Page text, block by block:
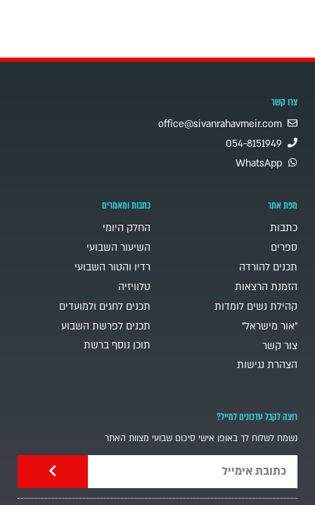
צרו קשר
office@sivanrahavmeir.com
054-8151949
WhatsApp
מפת אתר
כתבות
ספרים
תכנים להורדה
הזמנת הרצאות
קהילת נשים לומדות
"אור מישראל"
צור קשר
הצהרת נגישות
כתבות ומאמרים
החלק היומי
השיעור השבועי
רדיו והטור השבועי
טלוויזיה
תכנים לחגים ולמועדים
תכנים לפרשת השבוע
תוכן נוסף ברשת
רוצה לקבל עדכונים למייל?
נשמח לשלוח לך באופן אישי סיכום שבועי מצוות האתר